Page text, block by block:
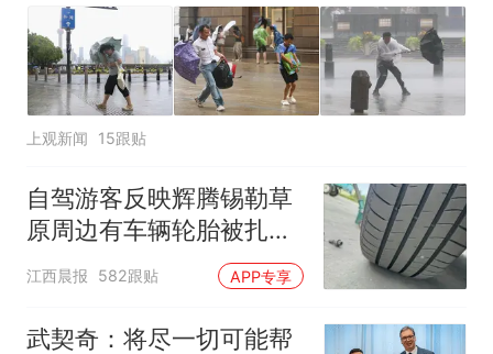
上观新闻 15跟贴
自驾游客反映辉腾锡勒草
原周边有车辆轮胎被扎，
修理店铺换胎价格高达千
元，官方发布情况通报
江西晨报 582跟贴 APP专享
武契奇：将尽一切可能帮